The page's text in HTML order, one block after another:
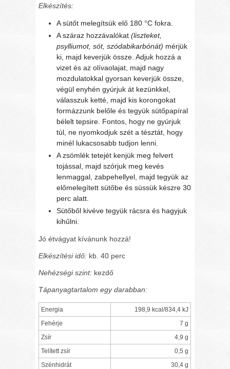
Elkészítés:
A sütőt melegítsük elő 180 °C fokra.
A száraz hozzávalókat(liszteket,
psylliumot, sót, szódabikarbónát) mérjük
ki, majd keverjük össze. Adjuk hozzá a
vizet és az olívaolajat, majd nagy
mozdulatokkal gyorsan keverjük össze,
végül enyhén gyúrjuk át kezünkkel,
válasszuk ketté, majd kis korongokat
formázzunk belőle és tegyük sütőpapíral
bélelt tepsire. Fontos, hogy ne gyúrjuk
túl, ne nyomkodjuk szét a tésztát, hogy
minél lukacsosabb tudjon lenni.
A zsömlék tetejét kenjük meg felvert
tojással, majd szórjuk meg kevés
lenmaggal, zabpehellyel, majd tegyük az
előmelegített sütőbe és süssük készre 30
perc alatt.
Sütőből kivéve tegyük rácsra és hagyjuk
kihűlni.
Jó étvágyat kívánunk hozzá!
Elkészítési idő: kb. 40 perc
Nehézségi szint: kezdő
Tápanyagtartalom egy darabban:
Energia
198,9 kcal/834,4 kJ
Fehérje
7 g
Zsír
4,9 g
Telített zsír
0,5 g
Szénhidrát
30,4 g